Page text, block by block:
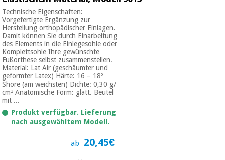
(ausverkauf)
Technische Eigenschaften:
Vorgefertigte Ergänzung zur
Herstellung orthopädischer Einlagen.
Damit können Sie durch Einarbeitung
des Elements in die Einlegesohle oder
Komplettsohle Ihre gewünschte
Fußorthese selbst zusammenstellen.
Material: Lat Air (geschäumter und
geformter Latex) Härte: 16 – 18º
Shore (am weichsten) Dichte: 0,30 g/
cm³ Anatomische Form: glatt. Beutel
mit ...
Produkt verfügbar. Lieferung
nach ausgewähltem Modell.
ab 20,45€